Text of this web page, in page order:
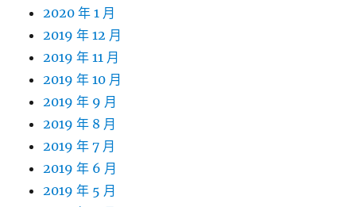
2020 年 1 月
2019 年 12 月
2019 年 11 月
2019 年 10 月
2019 年 9 月
2019 年 8 月
2019 年 7 月
2019 年 6 月
2019 年 5 月